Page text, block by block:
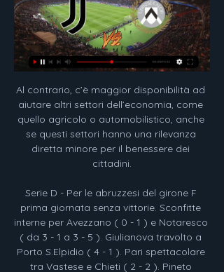
Al contrario, c’è maggior disponibilità ad aiutare altri settori dell’economia, come quello agricolo o automobilistico, anche se questi settori hanno una rilevanza diretta minore per il benessere dei cittadini.

Serie D - Per le abruzzesi del girone F prima giornata senza vittorie. Sconfitte interne per Avezzano ( 0 - 1 ) e Notaresco ( da 3 - 1 a 3 - 5 ). Giulianova travolto a Porto S.Elpidio ( 4 - 1 ). Pari spettacolare tra Vastese e Chieti ( 2 - 2 ). Pineto boccato in casa dal Fiuggi ( 0 - 0 ). Di seguito tutti i risultati

Ad Asti, Cuneo e Alessandria tutte le scuole di ogni ordine e grado, gli asili e le scuole d'infanzia rimarranno chiuse domani, venerdì 1 febbraio, e sabato 2 febbraio, per la nevicata prevista per questa notte e venerdì, quando anche a Torino potrebbe esserci la più grande nevicata degli ultimi anni.

Servendosi dell’esperienza diretta di utenti e operatori il libro racconta il percorso triennale del Centro Diurno “Arya” (DDP ASUR Marche AV 2), unica struttura pubblica ad alta specializzazione per doppia diagnosi nellaregione Marche, nata sulla base dell’esperienza decennale della prima U.O. di comorbilità psichiatrica campana...

[DIRETTA!] Juve - Udinese In Diretta streamin... 46 minuti fa — Juventus-Udinese, in programma lunedì 12 febbraio alle ore 20:45, sarà trasmessa in diretta e in esclusiva su DAZN tramite Smart TV, ...

On line della testata televisiva “Tg Avellino” – Prima tivvù -Registrazione Tribunale di Avellino n° 353 del 6.9.1997 – Iscrizione R.O.C. al n° 8813 Coordinamento redazionale: Enzo Di Micco, Antonella Gensale. Coordinamento: Manuele Angheloni.

Europa League: Arsenal-Napoli 2-0 – Calcio – ANSA. Scritto il 12 Aprile 2019 da notizieonlineabruzzo. Trasferta negativa per il Napoli a Londra nell’andata dei quarti di finale di Europa League, vinta2-0 dall’Arsenal di Unai Emery. (ANSA)

Il commissario tecnico Federico Guidi, per l'amichevole internazionale della Nazionale Under 19 contro i pari età della Croazia, in programma oggi a Gorizia, ha convocato due calciatori di serie C: Roberto Biancu, centrocampista classe 2000 dell'Olbia alla prima chiamata, e Matteo Stoppa, attaccante pari età del Novara che ha già segnato in.

Al Brianteo va in scena un duello lombardo-marchigiano. MONZA I brianzoli, reduci dal KO a Bergamo con l'Albinoleffe, restano a quota 54. FERMANA Passo lento, quello della Fermana (3 punti in 5 gare), ottava della classe, con 47 punti. ALTRI DATI I brianzoli vantano un buon ruolino interno. I marchigiani hanno perso metà (9/18) delle gare esterne.

16 Settembre 2019. Serie D video: Borgosesia – Chieri 1-1. Share. Etichette: Borgosesia Calcio Chieri Calcio. Seguici: Articolo successivo Serie D video: Verbania – Prato 1-5; Articolo. Le Partite in Diretta.

Unión La Calera. posto 3.. CD Palestino - La Calera . 1:1 (1: 1) Questa partita non è stata visitata da nessun altro utente di TM . Per usare questa funzione è necessario la registrazione gratuita sul nostro sito. Clicca qui per registrarti.

con il Parma non sono andati male? per carità, ognuno vede il calcio come vuole, per me hanno fatto una prova scadente salvati da un episodio extra campo dopo il 2-2 non son mai stati nelle condizioni di poter vincere, giocando in casa io dico di aspettare con certe sentenze, pancrazio sta già palesando malessere perchè sa che con.

Napoli-Udinese: dove vederla in diretta streaming 27 set 2023 — Juventus e Udinese chiudono con il posticipo del lunedì sera la 24esima giornata di Serie A. Reduce dalla sconfitta nel big match contro l'Inter ...

Il Torino vince al suo esordio stagionale al Filadelfia e supera con un roboante 5 a 1 il Bologna. Con il successo i granata si allontanano dalla zona playout e possono tirare una vera boccata d’ossigeno. Da quando è iniziato il campionato i ragazzi di Sesia non erano mai

Non accade più nulla negli ultimi cinque minuti di recupero: il Bitonto espugna Francavilla per 3-1 e parte col piede giusto. Primi tre punti in classifica, con una prestazione cinica, letale ma anche di sofferenza e carattere. Ora, con entusiasmo e fiducia, testa al Gladiator: domenica

Ecco il video di Reggio Audace Feralpisalò, partita terminata 4-1 nella prima giornata del girone B del campionato di Serie C 2019-2020 che inizia dunque benissimo per la squadra emiliana, neopromossa e a caccia degli antichi splendori. Al Mapei Stadium il Reggio Audace piega la Feralpisalò …

Alle ore 15:00, presso il C.S. Figliolia di Baronissi, sono affrontate Salernitana e Benevento e Palermo, match valido per la 3°g. del Campionato Under 17 A e B. Un derby sentito tra le due compagini quello disputatosi qualche ora fa e che ha visto i ragazzi di mister Bovienzo vincere per 2-1 portando a tre le vittorie consecutive.

50 anni di storia della televisione attraverso la stampa Massimo Emanuelli ·  2004 · ‎ Social Science... Udinese e Cagliari . Il piatto forte di TV Sorrisi e Canzoni sono però le anticipazioni televisive che appaiono sul numero 35 del 1979 : il 14 settembre ...

Nel profondo sud dell'Italia sopravvivono antichi sincretismi religiosi legati alla Madre Terra. A Pagani, nei pressi di Pompei, sette giorni dopo Pasqua si celebra la Madonna delle Galline, una Vergine venerata con canti e danze ancestrali. Per trenta giorni il popolo dei devoti si muove all

UmbriaTV, GrifoTube , Tutte le notizie sul Perugia Calcio per itifosi del Grifo. Umbria Televisione s.r.l. Via Monteneri, 37 06129 Perugia Foggia-Perugia 1-0: rigore di Greco condanna il Grifo.

anche il podio. Il circuito di Rieti può offrire ai partecipanti chance non da poco. Sono quattro gli atleti della Libertas sanvitese Ltl e altrettanti quelli dell'Atletica Brugnera che, avendo ottenuto il minimo di partecipazione utile, potranno disputare la kermesse agonistica, lunga tre giorni.

Linee innovative, forte impatto visivo, elevata cura dei materiali e della lavorazione per una seduta di alta ergonomicità e di grande stile. Caratteristico lo schienale in 3 finiture lignee o rivestito. Estrema cura nel particolare e nell’accostament

The latest Tweets from Bocuse D'Or Italia (@BocuseItalia). Profilo ufficiale Accademia Bocuse d’Or. Il viaggio verso la conquista del più importante concorso di cucina al mondo inizia da qui. Alba, Piemonte

Dove e come vedere Udinese Juventus streaming gratis e Dove e come vedere Udinese Juventus streaming gratis e diretta live tv Sky o Dzan. Redazione 22 Agosto 2021. E' ricominciato il campionato di Serie A che ...

Questo forum è soggetto a moderazione postuma dei messaggi, pertanto ogni utente si assume la responsabilità di quanto scrive. Lo staff ha la facoltà di rimuovere …

Empoli Frosinone Circa la partita Empoli Frosinone punteggio di vivere (e video online in diretta streaming *) inizia il 24.11.2017 alle 19:30 UTC a Stadio Carlo Castellani stadio nel Serie B campionato. Qui sul gioco del calcio-live.eu si possono trovare tutte Empoli vs. Frosinone precedenti risultati ordinati per loro partite H2H. Link a.

Il Sassuolo vince, convince e si porta al secondo posto in classifica grazie al 3-1 sull'Empoli: una partita ricca di emozione in cui gli ospiti non hanno certo sfigurato. 90'+4' FINISCE SASSUOLO - EMPOLI! 3-1 il finale per i locali che si confermano come migliore attacco del campionato e si posizionano al secondo posto in classifica.

La Juve parte con il piede sbagliato: 2-2 a Udine, gol 22 ago 2021 — Rojadirecta Udinese Juventus Streaming Gratis Diretta TV. Dove vedere Udinese Juventus Streaming Gratis: le due formazioni si affrontano ...

PAGANESE vs RENDE Domenica Ore 14.30 RACING FONDI vs FIDELIS ANDRIA Domenica Ore 14.30 REGGINA vs MONOPOLI Domenica Ore 14.30 SICULA LEONZIO vs CATANIA Domenica Ore 18.30 SIRACUSA vs CASERTANA Domenica Ore 14.30 Riposa: VIRTUS FRANCAVILLA 11^ GIORNATA RITORNO – 18 MARZO 2018 AKRAGAS vs SICULA LEONZIO Domenica Ore 18.30

Ullensaker/Kisa IL - Nest Sotra: OBOS-ligaen 2019. Quote di chiusura Asian Handicap dei bookmaker, tabellino con il risultato finale, statistiche, precedenti e prossime partite.

Linea Alessandria - Pavia:. Vercelli - Era al confine del Brennero con quasi un chilo di cocaina. La polizia stradale di Vipiteno, però, lo ha catturato. A finire nei guai è stato un cittadino dominicano residente in provincia di Vercelli, fermato su una BMW 525D nera.

Il team di Pornhub aggiorna e aggiunge nuovi video porno ogni giorno. Sono tutti qui ed è tutto porno gratuito al 100%. Abbiamo una vasta selezione di DVD gratuiti che puoi scaricare o vedere in streaming.

Arzachena: rinascita del centro col Piano strategico Ottobre 18, 2019 Approvate le linee guida per il piano di riqualificazione, sviluppo e rafforzamento dell’identità del centro Il futuro di Arzachena e la riaffermazione del suo ruolo cardine nell’intero territorio comunale passa attraverso la …

[DIRETTA] Juve-Udinese in Diretta Streaming Gratis 10 minuti fa — Seguire Diretta Juventus Udinese streaming gratis, Juve-Udinese in diretta live. Partita Juventus Udinese Live gratis.

Streaming Juventus — Udinese Calcio in diretta gratis 3 ore fa — Streaming Juventus — Udinese Calcio in diretta gratis Udinese In Diretta Streaming Gratis 12 febbraio 2024 12 febbraio 2024 Segui Juventus ...

Juventus Udinese diretta streaming, come seguire la 8 mar 2019 — Juventus Udinese diretta streaming, come seguire la partita gratis. Massimiliano Allegri, Juventus. Juventus Udinese Streaming. La partita ...

Come vedere Juventus-Udinese in streaming 7 gen 2023 — Juventus-Udinese, per la giornata 17 di Serie A, si disputa nel bel mezzo del ponte dell'Epifania: guarda la partita in diretta streaming.

Ora sta bene, è sereno”: le parole di un padre che vince una battaglia durata anni per l’affidamento del figlio suonano relativamente serene. Ma non c’è gioia in una storia che ha visto un ragazzino di dieci anni strappato da scuola e portato a braccia, di forza, verso la sua nuova realtà (VIDEO). È accaduto a Cittadella, nel Padovano.

Queste le formazioni ufficiali di Inter-Slavia